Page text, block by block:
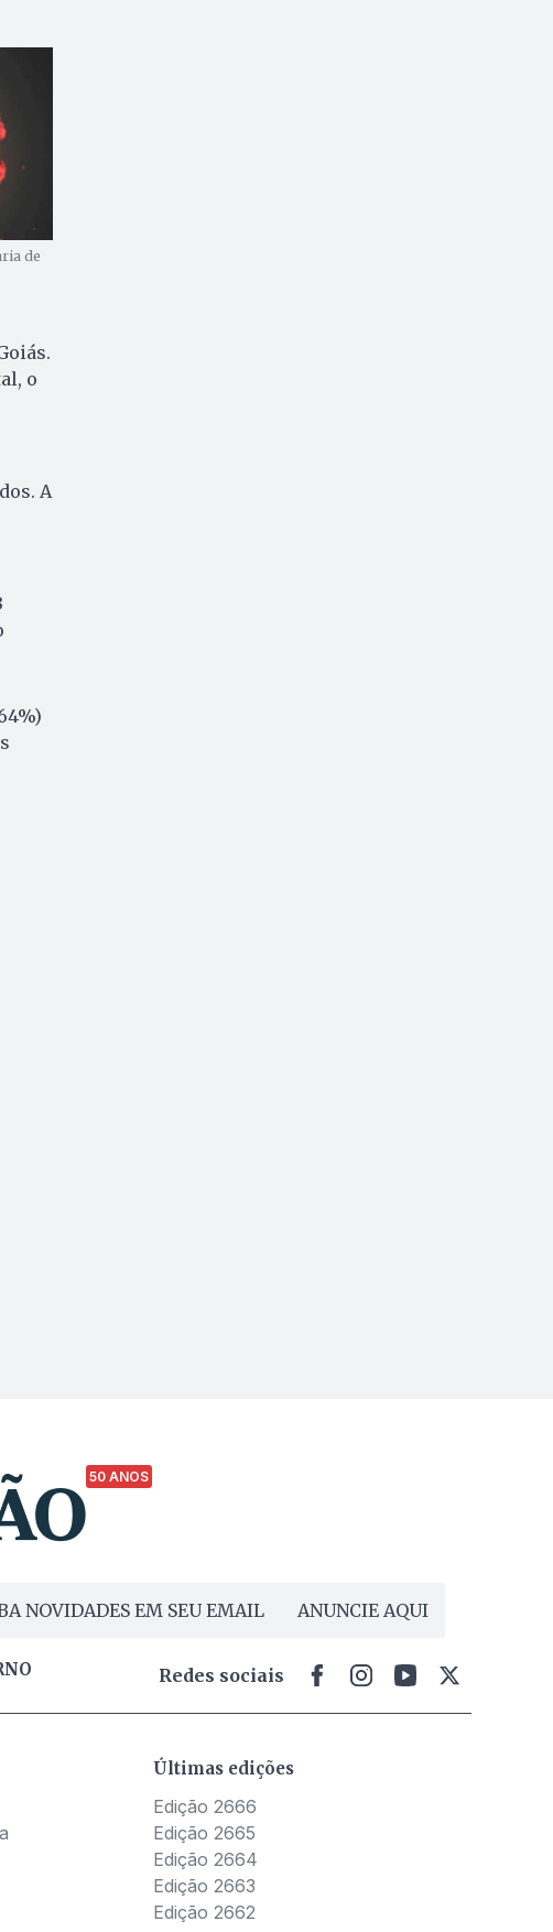
de
o
A
50 ANOS
NOVIDADES EM SEU EMAIL ANUNCIE AQUI
Redes sociais
Últimas edições
Edição 2666
Edição 2665
Edição 2664
Edição 2663
Edição 2662